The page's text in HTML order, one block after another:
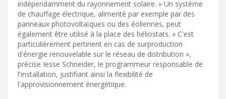
indépendamment du rayonnement solaire. » Un système
de chauffage électrique, alimenté par exemple par des
panneaux photovoltaïques ou des éoliennes, peut
également être utilisé à la place des héliostats. « C'est
particulièrement pertinent en cas de surproduction
d'énergie renouvelable sur le réseau de distribution »,
précise Iesse Schneider, le programmeur responsable de
l'installation, justifiant ainsi la flexibilité de
l'approvisionnement énergétique.